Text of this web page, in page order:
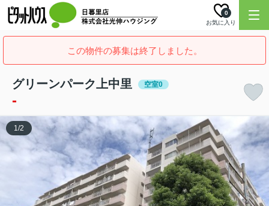
お気に入り
0
この物件の募集は終了しました。
グリーンパーク上中里 空室0
-
1/2